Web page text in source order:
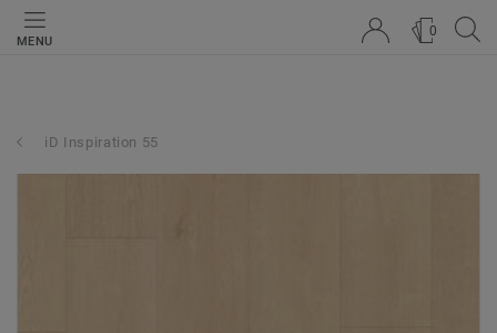
MENU
0
iD Inspiration 55